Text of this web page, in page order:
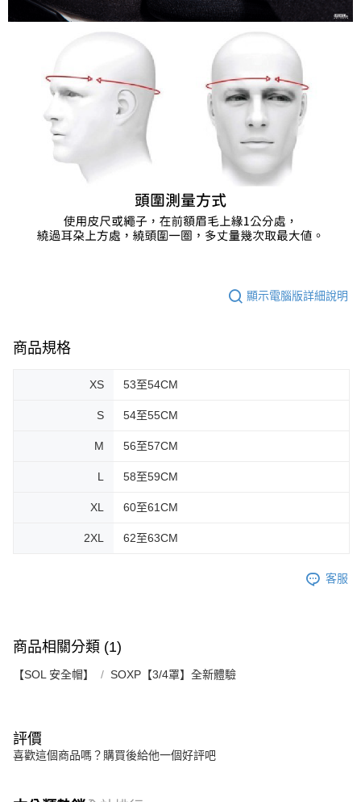
顯示電腦版詳細說明
商品規格
XS 53至54CM
S 54至55CM
M 56至57CM
L 58至59CM
XL 60至61CM
2XL 62至63CM
客服
商品相關分類 (1)
【SOL 安全帽】 SOXP【3/4罩】全新體驗
評價
喜歡這個商品嗎？購買後給他一個好評吧